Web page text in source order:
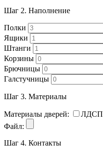
Шаг 2. Наполнение
Полки
Ящики
Штанги
Корзины
Брючницы
Галстучницы
Шаг 3. Материалы
Материалы дверей: ЛДСП
Файл:
Шаг 4. Контакты